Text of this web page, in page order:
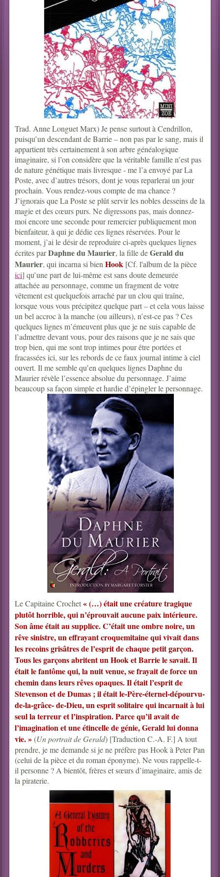
Trad. Anne Longuet Marx) Je pense surtout à Cendrillon,
puisqu’un descendant de Barrie – non pas par le sang, mais il
appartient très certainement à son arbre généalogique
imaginaire, si l’on considère que la véritable famille n’est pas
de nature génétique mais livresque - me l’a envoyé par La
Poste, avec d’autres trésors, dont je vous reparlerai un jour
prochain. Vous rendez-vous compte de ma chance ?
J’ignorais que La Poste se plût servir les nobles desseins de la
magie et des cœurs purs. Ne digressons pas, mais donnez-
moi encore une seconde pour remercier publiquement mon
bienfaiteur, à qui je dédie ces lignes réservées. Pour le
moment, j’ai le désir de reproduire ci-après quelques lignes
écrites parDaphne du Maurier, la fille deGerald du
Maurier, qui incarna si bienHook [Cf. l'album de la pièce
ici] qu’une part de lui-même est sans doute demeurée
attachée au personnage, comme un fragment de votre
vêtement est quelquefois arraché par un clou qui traîne,
lorsque vous vous précipitez quelque part – et cela vous laisse
un bel accroc à la manche (ou ailleurs), n’est-ce pas ? Ces
quelques lignes m’émeuvent plus que je ne suis capable de
l’admettre devant vous, pour des raisons que je ne sais que
trop bien, qui me sont trop intimes pour être portées et
fracassées ici, sur les rebords de ce faux journal intime à ciel
ouvert. Il me semble qu’en quelques lignes Daphne du
Maurier révèle l’essence absolue du personnage. J’aime
beaucoup sa façon simple et hardie d’épingler le personnage.
Le Capitaine Crochet« (…) était une créature tragique
plutôt horrible, qui n’éprouvait aucune paix intérieure.
Son âme était au supplice. C’était une ombre noire, un
rêve sinistre, un effrayant croquemitaine qui vivait dans
les recoins grisâtres de l’esprit de chaque petit garçon.
Tous les garçons abritent un Hook et Barrie le savait. Il
était le fantôme qui, la nuit venue, se frayait de force un
chemin dans leurs rêves opaques. Il était l’esprit de
Stevenson et de Dumas ; il était le-Père-éternel-dépourvu-
de-la-grâce- de-Dieu, un esprit solitaire qui incarnait à lui
seul la terreur et l’inspiration. Parce qu’il avait de
l’imagination et une étincelle de génie, Gerald lui donna
vie. »(Un portrait de Gerald) [Traduction C.-A. F.] A tout
prendre, je me demande si je ne préfère pas Hook à Peter Pan
(celui de la pièce et du roman éponyme). Ne vous rappelle-t-
il personne ? A bientôt, frères et sœurs d’imaginaire, amis de
la piraterie.